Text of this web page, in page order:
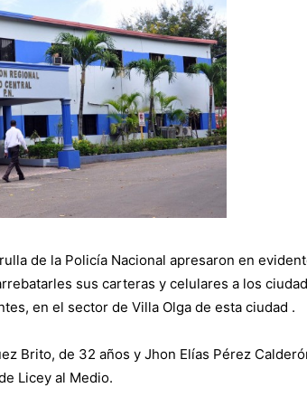
de la Policía Nacional apresaron en
sus carteras y celulares a los
en el sector de Villa Olga de esta ciudad .
Brito, de 32 años y Jhon Elías Pérez
Licey al Medio.